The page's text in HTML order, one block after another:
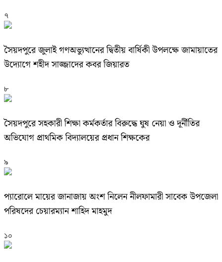
৭
সৈয়দপুরে জুলাই গণঅভ্যুত্থানের দ্বিতীয় বার্ষিকী উপলক্ষে জামায়াতের
উদ্যোগে শহীদ সাজ্জাদের কবর জিয়ারত
৮
সৈয়দপুরে সহকারী শিক্ষা কর্মকর্তার বিরুদ্ধে ঘুষ নেয়া ও দূর্নীতির
অভিযোগ প্রাথমিক বিদ্যালয়ের প্রধান শিক্ষকের
৯
প্যারোলে মায়ের জানাজায় অংশ নিলেন নীলফামারী সাবেক উপজেলা
পরিষদের চেয়ারম্যান শাহিদ মাহমুদ
১০